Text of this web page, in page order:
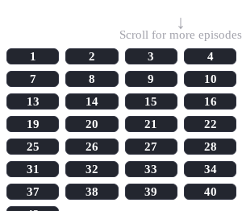
↓
Scroll for more episodes
1
2 3 4
7
8 9 10
13
14 15 16
19
20 21 22
25
26 27 28
31
32 33 34
37
38 39 40